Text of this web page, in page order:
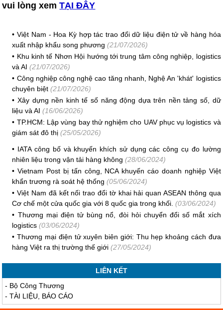
vui lòng xemTẠI ĐÂY
•Việt Nam - Hoa Kỳ hợp tác trao đổi dữ liệu điện tử về hàng hóa
xuất nhập khẩu song phương (21/07/2026)
• Khu kinh tế Nhơn Hội hướng tới trung tâm công nghiệp, logistics
và AI (21/07/2026)
• Công nghiệp công nghệ cao tăng nhanh, Nghệ An 'khát' logistics
chuyên biệt (21/07/2026)
•Xây dựng nền kinh tế số năng động dựa trên nền tảng số, dữ
liệu và AI (16/06/2026)
• TP.HCM: Lập vùng bay thử nghiệm cho UAV phục vụ logistics và
giám sát đô thị (25/05/2026)
• IATA công bố và khuyến khích sử dụng các công cụ đo lường
nhiên liệu trong vận tải hàng không (28/06/2024)
•Vietnam Post bị tấn công, NCA khuyến cáo doanh nghiệp Việt
khẩn trương rà soát hệ thống (05/06/2024)
•Việt Nam đã kết nối trao đổi tờ khai hải quan ASEAN thông qua
Cơ chế một cửa quốc gia với 8 quốc gia trong khối. (03/06/2024)
• Thương mại điện tử bùng nổ, đòi hỏi chuyển đổi số mắt xích
logistics (03/06/2024)
•Thương mại điện tử xuyên biên giới: Thu hẹp khoảng cách đưa
hàng Việt ra thị trường thế giới (27/05/2024)
LIÊN KẾT
- Bộ Công Thương
-TÀI LIỆU, BÁO CÁO